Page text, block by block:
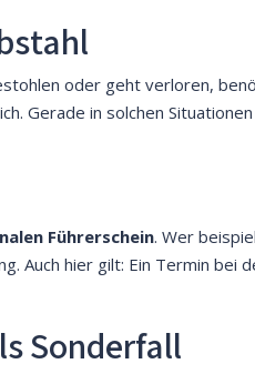
oder geht verloren,
Gerade in solchen
Führerschein. Wer
Auch hier gilt: Ein Termin bei
Sonderfall